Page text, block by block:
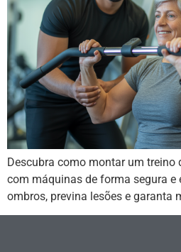
Descubra como montar um treino
com máquinas de forma segura e
ombros, previna lesões e garanta